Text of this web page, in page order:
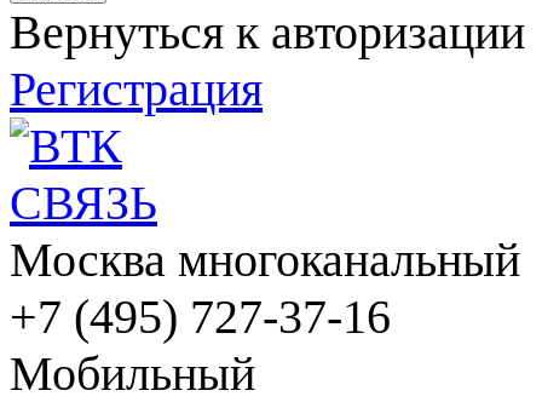
Вернуться к авторизации
Регистрация
Москва многоканальный
+7 (495) 727-37-16
Мобильный